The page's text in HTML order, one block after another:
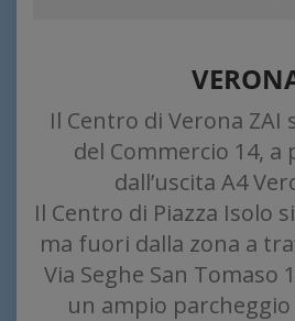
Il Centro di Verona ZAI
del Commercio 14,
dall’uscita A4
Il Centro di Piazza Isolo
ma fuori dalla zona a
Via Seghe San Tomaso
un ampio